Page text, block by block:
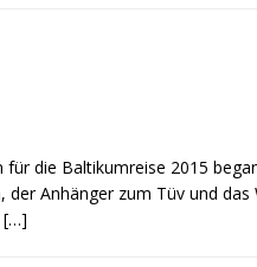
die Baltikumreise 2015
Anhänger zum Tüv und
[…]